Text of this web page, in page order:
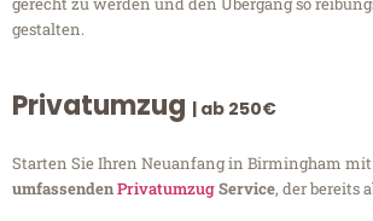
gestalten.
Privatumzug | ab 250€
Starten Sie Ihren Neuanfang in Birmingham
umfassendenPrivatumzugService, der bereits